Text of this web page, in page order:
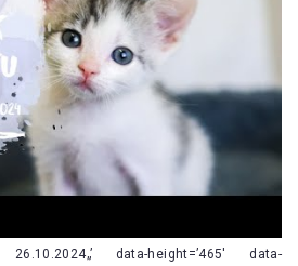
data-height=’465′ data-